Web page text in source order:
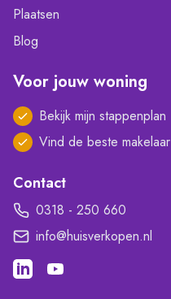
Plaatsen
Blog
Voor jouw woning
Bekijk mijn stappenplan
Vind de beste makelaar
Contact
0318 - 250 660
info@huisverkopen.nl